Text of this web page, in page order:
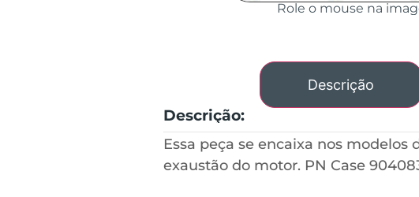
Role o mouse na
Descrição
Descrição:
Essa peça se encaixa nos
exaustão do motor. PN Case